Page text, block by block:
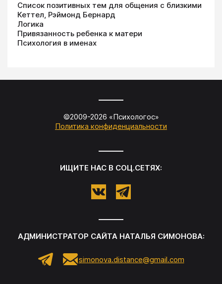
Список позитивных тем для общения с близкими
Кеттел, Рэймонд Бернард
Логика
Привязанность ребенка к матери
Психология в именах
©2009-2026 «Психологос»
Политика конфиденциальности
ИЩИТЕ НАС В СОЦ.СЕТЯХ:
АДМИНИСТРАТОР САЙТА НАТАЛЬЯ СИМОНОВА:
simonova.distance@gmail.com